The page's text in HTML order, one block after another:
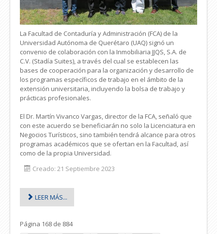
La Facultad de Contaduría y Administración (FCA) de la
Universidad Autónoma de Querétaro (UAQ) signó un
convenio de colaboración con la Inmobiliaria JJQS, S.A. de
C.V. (Stadía Suites), a través del cual se establecen las
bases de cooperación para la organización y desarrollo de
los programas específicos de trabajo en el ámbito de la
extensión universitaria, incluyendo la bolsa de trabajo y
prácticas profesionales.
El Dr. Martín Vivanco Vargas, director de la FCA, señaló que
con este acuerdo se beneficiarán no solo la Licenciatura en
Negocios Turísticos, sino también tendrá alcance para otros
programas académicos que se ofertan en la Facultad, así
como de la propia Universidad.
Creado: 21 Septiembre 2023
LEER MÁS...
Página 168 de 884